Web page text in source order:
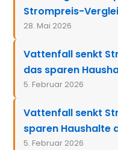
Strompreis-
28. Mai 2026
Vattenfall senkt
das sparen
5. Februar 2026
Vattenfall senkt
sparen Haushalte
5. Februar 2026